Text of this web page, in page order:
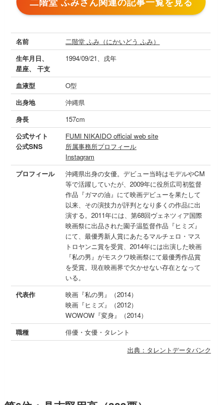
名前
二階堂 ふみ（にかいどう ふみ）
生年月日、
星座、 干支
1994/09/21、戌年
血液型
O型
出身地
沖縄県
身長
157cm
公式サイト
公式SNS
FUMI NIKAIDO official web site
所属事務所プロフィール
Instagram
プロフィール
沖縄県出身の女優。デビュー当時はモデルやCM
等で活躍していたが、2009年に役所広司初監督
作品『ガマの油』にて映画デビューを果たして
以来、その演技力が評判となり多くの作品に出
演する。2011年には、第68回ヴェネツィア国際
映画祭に出品された園子温監督作品『ヒミズ』
にて、最優秀新人賞にあたるマルチェロ・マス
トロヤンニ賞を受賞、2014年には出演した映画
『私の男』がモスクワ映画祭にて最優秀作品賞
を受賞。現在映画界で欠かせない存在となって
いる。
代表作
映画『私の男』（2014）
映画『ヒミズ』（2012）
WOWOW『変身』（2014）
職種
俳優・女優・タレント
出典：タレントデータバンク